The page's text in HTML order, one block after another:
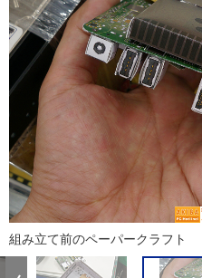
組み立て前のペーパークラフト